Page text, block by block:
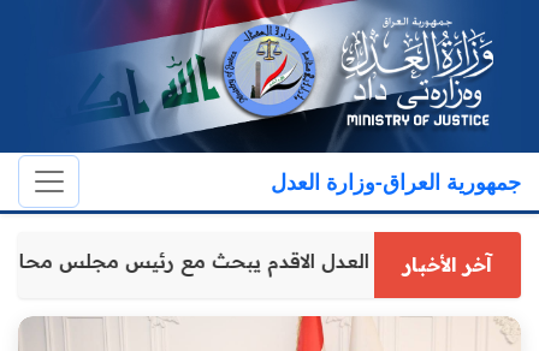
جمهورية العراق-وزارة العدل
آخر الأخباروكيل وزارة العدل الاقدم يبحث مع رئيس مجلس